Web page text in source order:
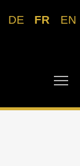
DE FR EN